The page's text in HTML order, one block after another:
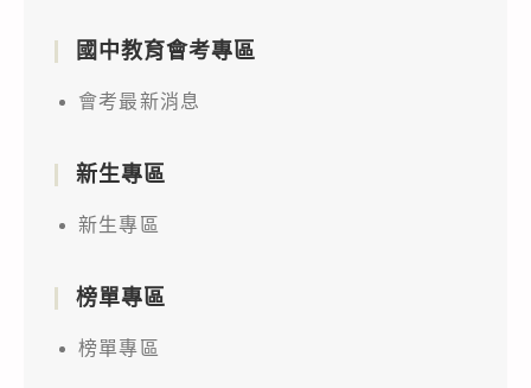
國中教育會考專區
會考最新消息
新生專區
新生專區
榜單專區
榜單專區